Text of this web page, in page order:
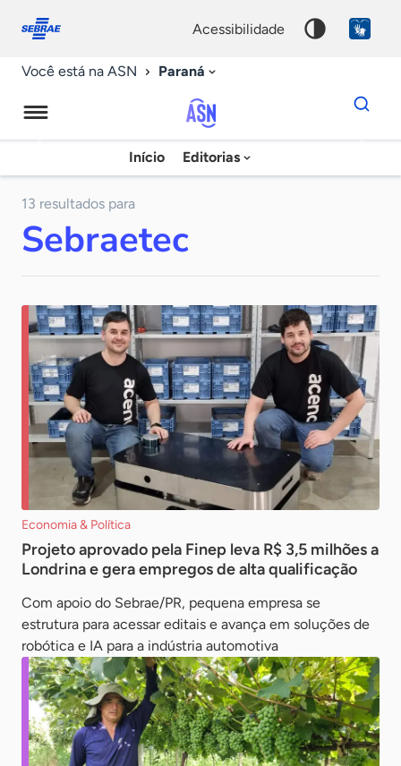
conosco
acessibilidade
Você está na ASN Paraná
Agência
Sebrae
Notícias
Início Editorias
Dados
para
chave
13 resultados para
Sebraetec
Economia & Política
Projeto aprovado pela Finep leva R$ 3,5 milhões a
Londrina e gera empregos de alta qualificação
Com apoio do Sebrae/PR, pequena empresa se
estrutura para acessar editais e avança em soluções de
robótica e IA para a indústria automotiva